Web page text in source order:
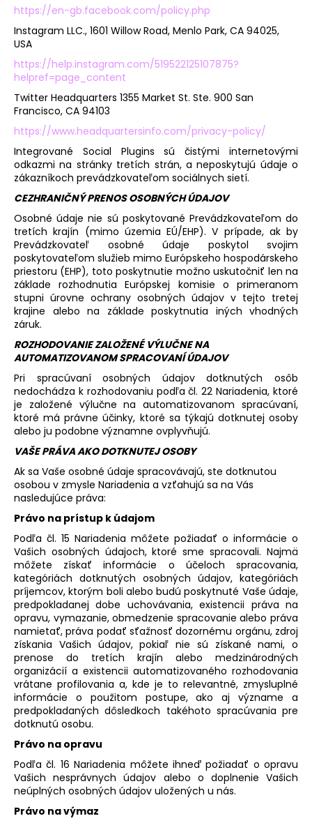
https://en-gb.facebook.com/policy.php
Instagram LLC., 1601 Willow Road, Menlo Park, CA 94025,
USA
https://help.instagram.com/519522125107875?
helpref=page_content
Twitter Headquarters 1355 Market St. Ste. 900 San
Francisco, CA 94103
https://www.headquartersinfo.com/privacy-policy/
Integrované Social Plugins sú čistými internetovými
odkazmi na stránky tretích strán, a neposkytujú údaje o
zákazníkoch prevádzkovateľom sociálnych sietí.
CEZHRANIČNÝ PRENOS OSOBNÝCH ÚDAJOV
Osobné údaje nie sú poskytované Prevádzkovateľom do
tretích krajín (mimo územia EÚ/EHP). V prípade, ak by
Prevádzkovateľ osobné údaje poskytol svojim
poskytovateľom služieb mimo Európskeho hospodárskeho
priestoru (EHP), toto poskytnutie možno uskutočniť len na
základe rozhodnutia Európskej komisie o primeranom
stupni úrovne ochrany osobných údajov v tejto tretej
krajine alebo na základe poskytnutia iných vhodných
záruk.
ROZHODOVANIE ZALOŽENÉ VÝLUČNE NA
AUTOMATIZOVANOM SPRACOVANÍ ÚDAJOV
Pri spracúvaní osobných údajov dotknutých osôb
nedochádza k rozhodovaniu podľa čl. 22 Nariadenia, ktoré
je založené výlučne na automatizovanom spracúvaní,
ktoré má právne účinky, ktoré sa týkajú dotknutej osoby
alebo ju podobne významne ovplyvňujú.
VAŠE PRÁVA AKO DOTKNUTEJ OSOBY
Ak sa Vaše osobné údaje spracovávajú, ste dotknutou
osobou v zmysle Nariadenia a vzťahujú sa na Vás
nasledujúce práva:
Právo na prístup k údajom
Podľa čl. 15 Nariadenia môžete požiadať o informácie o
Vašich osobných údajoch, ktoré sme spracovali. Najmä
môžete získať informácie o účeloch spracovania,
kategóriách dotknutých osobných údajov, kategóriách
príjemcov, ktorým boli alebo budú poskytnuté Vaše údaje,
predpokladanej dobe uchovávania, existencii práva na
opravu, vymazanie, obmedzenie spracovanie alebo práva
namietať, práva podať sťažnosť dozornému orgánu, zdroj
získania Vašich údajov, pokiaľ nie sú získané nami, o
prenose do tretích krajín alebo medzinárodných
organizácií a existencii automatizovaného rozhodovania
vrátane profilovania a, kde je to relevantné, zmysluplné
informácie o použitom postupe, ako aj význame a
predpokladaných dôsledkoch takéhoto spracúvania pre
dotknutú osobu.
Právo na opravu
Podľa čl. 16 Nariadenia môžete ihneď požiadať o opravu
Vašich nesprávnych údajov alebo o doplnenie Vašich
neúplných osobných údajov uložených u nás.
Právo na výmaz